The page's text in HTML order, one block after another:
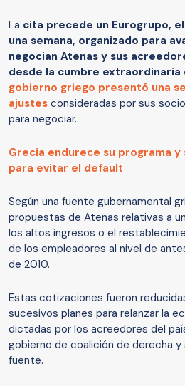
La cita precede un Eurogrupo,
una semana, organizado para
negocian Atenas y sus
desde la cumbre extraordinaria
gobierno griego presentó una
ajustes consideradas por sus
para negociar.
Grecia endurece su programa y
para evitar el default
Según una fuente gubernamental
propuestas de Atenas relativas a
los altos ingresos o el
de los empleadores al nivel de
de 2010.
Estas cotizaciones fueron
sucesivos planes para relanzar la
dictadas por los acreedores del
gobierno de coalición de derecha
fuente.